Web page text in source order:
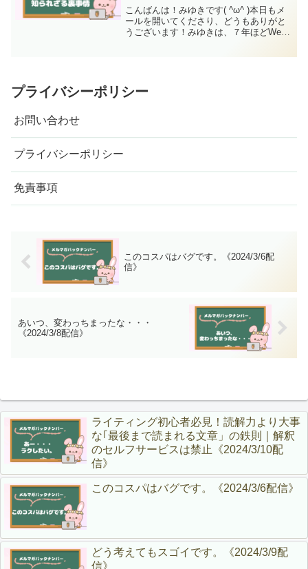
こんばんは！みゆきです( ^ω^ )本日もメ
ールを開いてくださり、どうもありがと
うございます！みゆきは、７年ほどWeb
プライバシーポリシー
お問い合わせ
プライバシーポリシー
免責事項
このコスパはバグです。《2024/3/6配
信》
あいつ、変わっちまったな・・・
《2024/3/8配信》
ライティング初心者必見！読解力より大事
な｢最後まで読まれる文章」の鉄則｜解釈
のセルフサービスは禁止《2024/3/10配
信》
このコスパはバグです。《2024/3/6配信》
どう考えてもスゴイです。《2024/3/9配
信》